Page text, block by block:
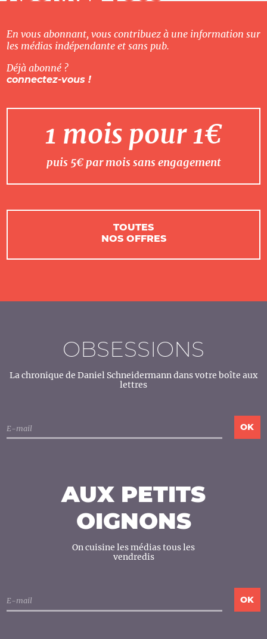
En vous abonnant, vous contribuez à une information sur
les médias indépendante et sans pub.
Déjà abonné ?
connectez-vous !
1 mois pour 1€
puis 5€ par mois sans engagement
TOUTES
NOS OFFRES
OBSESSIONS
La chronique de Daniel Schneidermann dans votre boîte aux
lettres
AUX PETITS
OIGNONS
On cuisine les médias tous les
vendredis